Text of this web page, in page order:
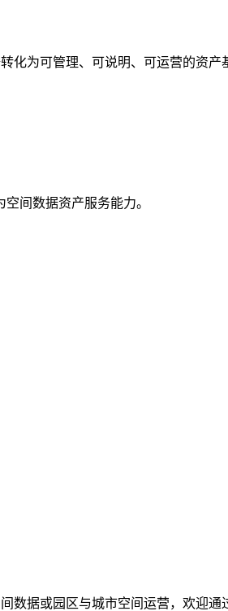
化为可管理、可说明、可运营的资产
间数据资产服务能力。
据或园区与城市空间运营，欢迎通